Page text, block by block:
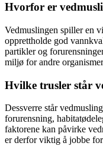
Hvorfor er
Vedmuslingen spiller en
opprettholde god
partikler og
miljø for andre
Hvilke trusler står
Dessverre står
forurensning,
faktorene kan påvirke
er derfor viktig å jobbe for